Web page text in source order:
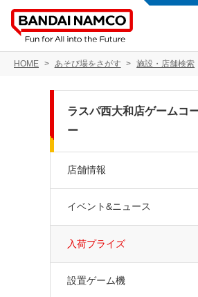
HOME あそび場をさがす 施設・店舗検索
ラスパ西大和店ゲームコ
ー
店舗情報
イベント&ニュース
入荷プライズ
設置ゲーム機